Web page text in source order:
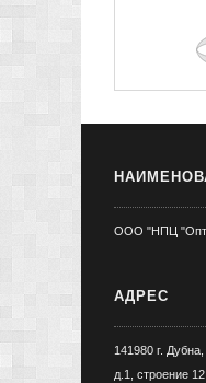
ООО "НПЦ
АДРЕС
141980 г.
д.1, строение 12